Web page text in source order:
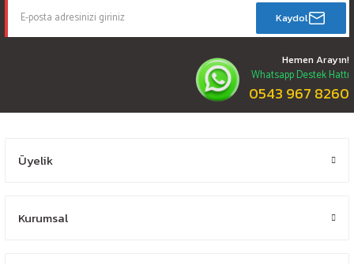
Kaydol
Hemen Arayın!
Whatsapp Destek Hattı
0543 967 8260
Üyelik
Kurumsal